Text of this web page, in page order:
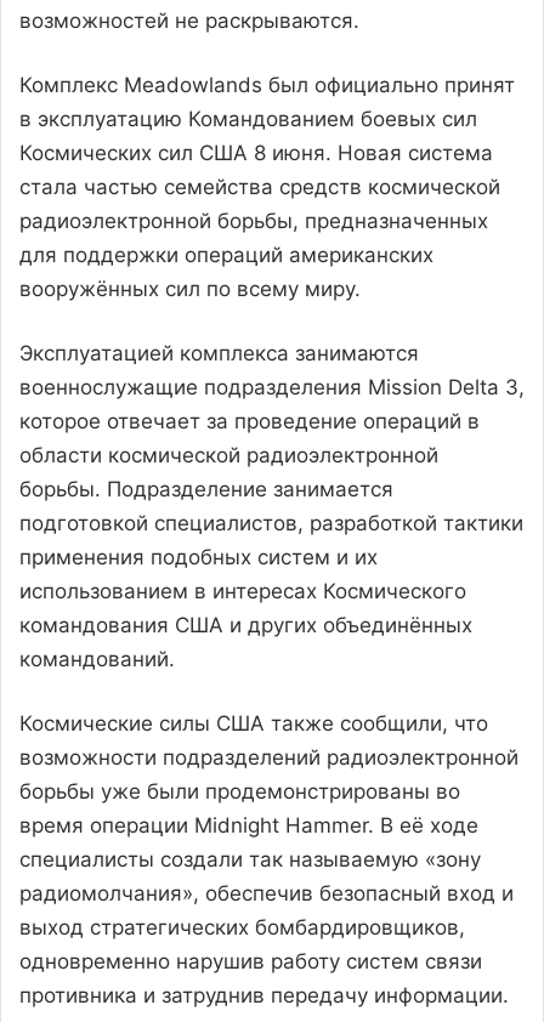
возможностей не раскрываются.
Комплекс Meadowlands был официально принят
в эксплуатацию Командованием боевых сил
Космических сил США 8 июня. Новая система
стала частью семейства средств космической
радиоэлектронной борьбы, предназначенных
для поддержки операций американских
вооружённых сил по всему миру.
Эксплуатацией комплекса занимаются
военнослужащие подразделения Mission Delta 3,
которое отвечает за проведение операций в
области космической радиоэлектронной
борьбы. Подразделение занимается
подготовкой специалистов, разработкой тактики
применения подобных систем и их
использованием в интересах Космического
командования США и других объединённых
командований.
Космические силы США также сообщили, что
возможности подразделений радиоэлектронной
борьбы уже были продемонстрированы во
время операции Midnight Hammer. В её ходе
специалисты создали так называемую «зону
радиомолчания», обеспечив безопасный вход и
выход стратегических бомбардировщиков,
одновременно нарушив работу систем связи
противника и затруднив передачу информации.